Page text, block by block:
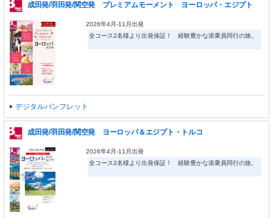
成田発/羽田発/関空発 プレミアムモーメント ヨーロッパ・エジプト
2026年4月-11月出発
全コース2名様より出発保証！ 経験豊かな添乗員同行の旅。
デジタルパンフレット
成田発/羽田発/関空発 ヨーロッパ＆エジプト・トルコ
2026年4月-11月出発
全コース2名様より出発保証！ 経験豊かな添乗員同行の旅。